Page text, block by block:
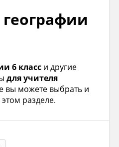
6 класс и другие
для учителя
вы можете выбрать и
разделе.